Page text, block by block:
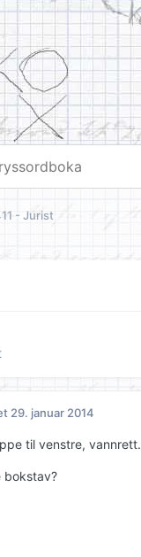
- Jurist
29. januar 2014
til venstre, vannrett.
bokstav?